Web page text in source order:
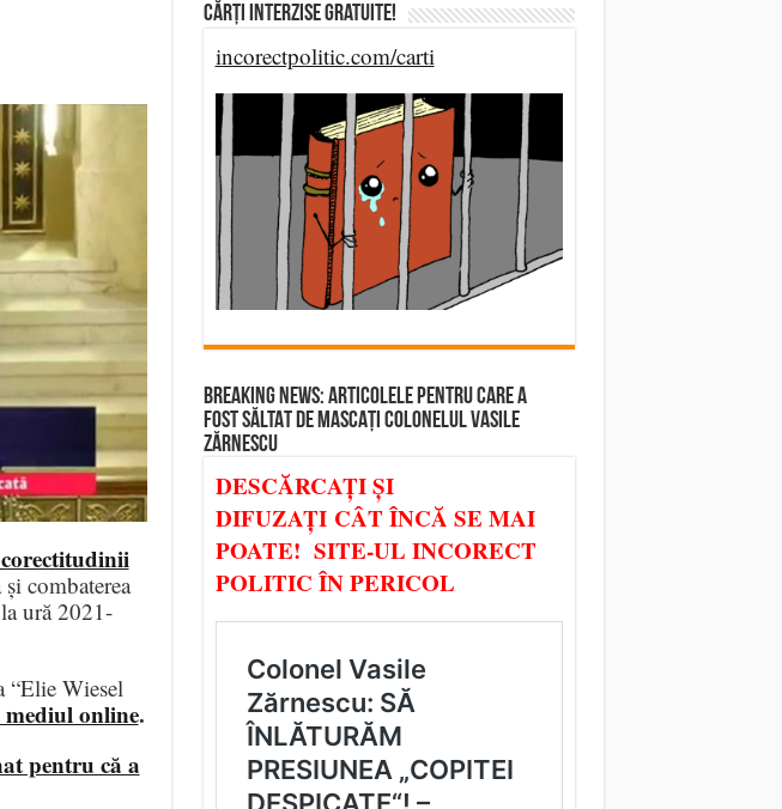
combaterea
ură 2021-
“Elie Wiesel
online.
pentru că a
Cărți Interzise Gratuite!
incorectpolitic.com/carti
BREAKING NEWS: ARTICOLELE PENTRU CARE A
FOST SĂLTAT DE MASCAȚI COLONELUL VASILE
ZĂRNESCU
DESCĂRCAȚI ȘI
DIFUZAȚI CÂT ÎNCĂ SE MAI
POATE! SITE-UL INCORECT
POLITIC ÎN PERICOL